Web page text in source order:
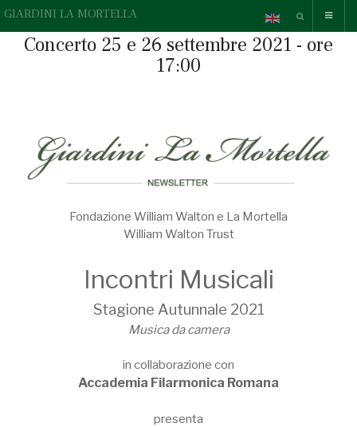
GIARDINI LA MORTELLA
Concerto 25 e 26 settembre 2021 - ore
17:00
Fondazione William Walton e La Mortella
William Walton Trust
Incontri Musicali
Stagione Autunnale 2021
Musica da camera
in collaborazione con
Accademia Filarmonica Romana
presenta